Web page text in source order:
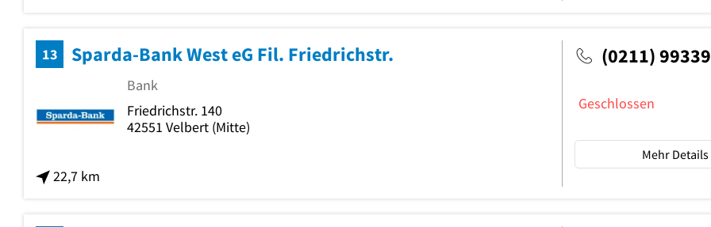
13 Sparda-Bank West eG Fil. Friedrichstr.
22,7 km
Bank
Friedrichstr. 140
42551 Velbert (Mitte)
(0211)
Geschlossen
Mehr Details